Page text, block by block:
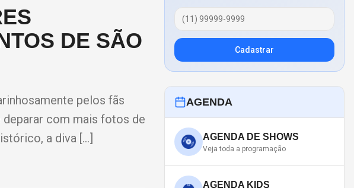
DE SÃO
pelos fãs
deparar com mais fotos de
a diva […]
Cadastrar
AGENDA
AGENDA DE SHOWS
Veja toda a programação
AGENDA KIDS